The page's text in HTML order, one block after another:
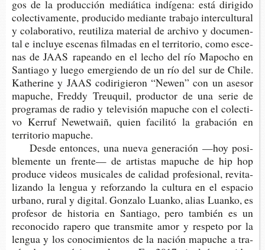
gos de la pro­duc­ción mediá­ti­ca indí­ge­na: está diri­gi­do
colec­ti­va­men­te, pro­du­ci­do median­te tra­ba­jo inter­cul­tu­ral
y cola­bo­ra­ti­vo, reuti­li­za mate­rial de archi­vo y docu­men­
tal e inclu­ye esce­nas fil­ma­das en el terri­to­rio, como esce­
nas de JAAS rapean­do en el lecho del río Mapo­cho en
San­tia­go y luego emer­gien­do de un río del sur de Chile.
Kat­he­ri­ne y JAAS codi­ri­gie­ron “Newen” con un ase­sor
mapu­che, Freddy Treu­quil, pro­duc­tor de una serie de
pro­gra­mas de radio y tele­vi­sión mapu­che con el colec­ti­
vo Kerruf Newet­waiñ, quien faci­li­tó la gra­ba­ción en
terri­to­rio mapuche.
Desde enton­ces, una nueva gene­ra­ción —hoy posi­
ble­men­te un fren­te— de artis­tas mapu­che de hip hop
pro­du­ce videos musi­ca­les de cali­dad pro­fe­sio­nal, revi­ta­
li­zan­do la len­gua y refor­zan­do la cul­tu­ra en el espa­cio
urbano, rural y digi­tal. Gon­za­lo Luan­ko, alias Luan­ko, es
pro­fe­sor de his­to­ria en San­tia­go, pero tam­bién es un
reco­no­ci­do rape­ro que trans­mi­te amor y res­pe­to por la
len­gua y los cono­ci­mien­tos de la nación mapu­che a tra­